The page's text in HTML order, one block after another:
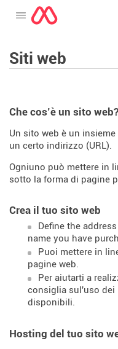
Aprire il menu
Siti web
Che cos’è un sito web?
Un sito web è un
un certo indirizzo (URL).
Ogniuno può mettere in
sotto la forma di pagine
Crea il tuo sito web
Define the
name you have
Puoi mettere in
pagine web.
Per aiutarti a
consiglia sul'uso
disponibili.
Hosting del tuo sito